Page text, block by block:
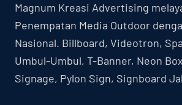
Magnum Kreasi Advertising
Penempatan Media Outdoor
Nasional. Billboard, Videotron,
Umbul-Umbul, T-Banner, Neon
Signage, Pylon Sign, Signboard